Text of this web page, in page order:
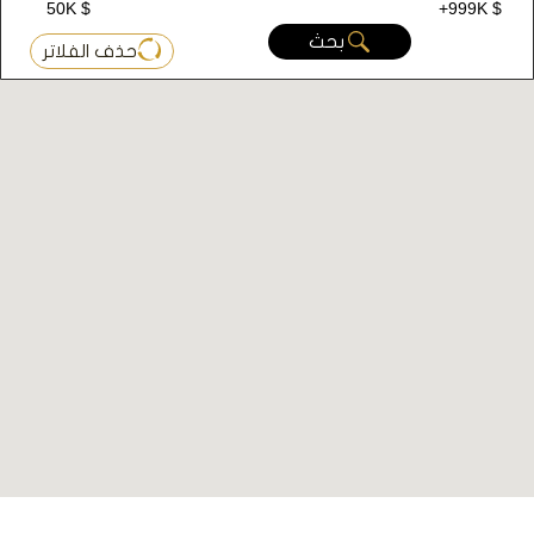
يحتوي البناء الأول A على 72 شقة من نوع 1+2/1+1 / 3+1,
50K $
+999K $
بحث
حذف الفلاتر